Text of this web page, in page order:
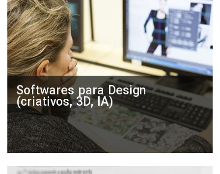
Softwares para Design
(criativos, 3D, IA)